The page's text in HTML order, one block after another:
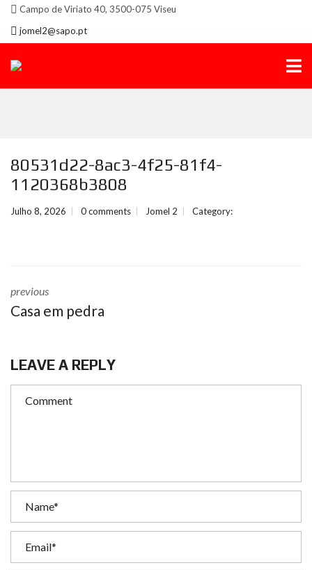
Campo de Viriato 40, 3500-075 Viseu
jomel2@sapo.pt
80531d22-8ac3-4f25-81f4-
1120368b3808
Julho 8, 2026 0 comments Jomel 2 Category:
previous
Casa em pedra
LEAVE A REPLY